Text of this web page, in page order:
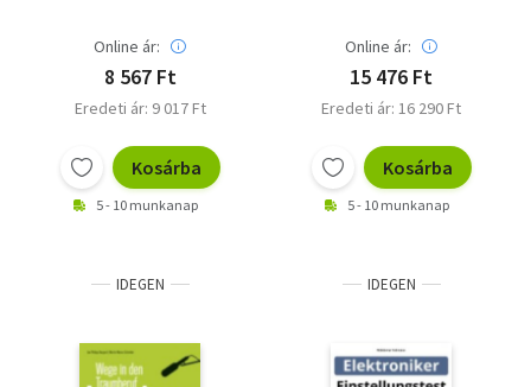
Führungskräfte
Online ár:
8 567 Ft
Eredeti ár: 9 017 Ft
Kosárba
5 - 10 munkanap
Online ár:
15 476 Ft
Eredeti ár: 16 290 Ft
Kosárba
5 - 10 munkanap
IDEGEN IDEGEN